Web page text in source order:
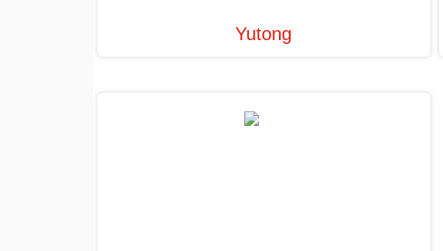
Yutong